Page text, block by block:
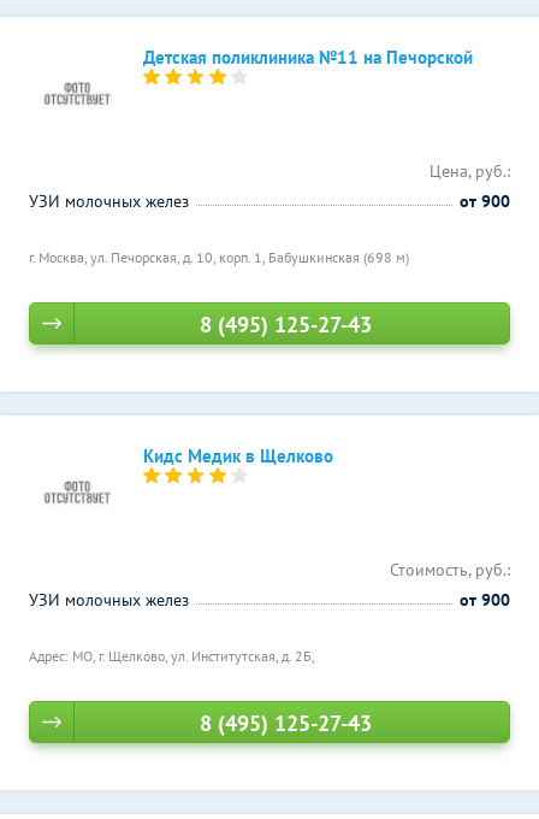
Детская поликлиника №11 на Печорской
г. Москва, ул. Печорская, д. 10, корп. 1, Бабушкинская (698 м)
Цена, руб.:
УЗИ молочных желез
от 900
8 (495) 125-27-43
Кидс Медик в Щелково
Адрес: МО, г. Щелково, ул. Институтская, д. 2Б,
Стоимость, руб.:
УЗИ молочных желез
от 900
8 (495) 125-27-43